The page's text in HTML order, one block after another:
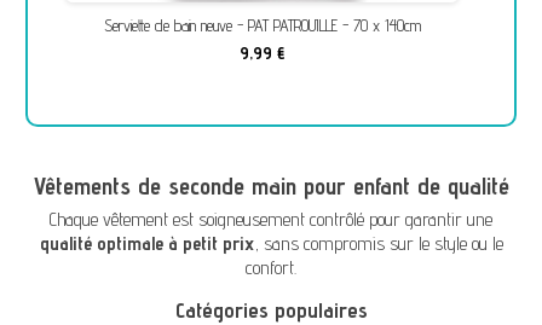
Serviette de bain neuve - PAT PATROUILLE - 70 x 140cm
9,99 €
Vêtements de seconde main pour enfant de qualité
Chaque vêtement est soigneusement contrôlé pour garantir une
qualité optimale à petit prix, sans compromis sur le style ou le
confort.
Catégories populaires